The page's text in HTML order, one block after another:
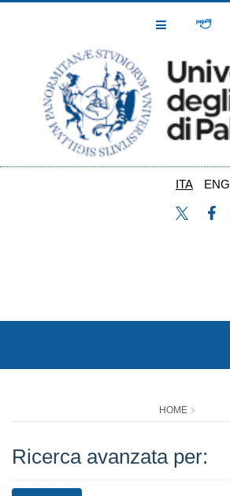
Toggle
ITA ENG
HOME
Ricerca avanzata per: